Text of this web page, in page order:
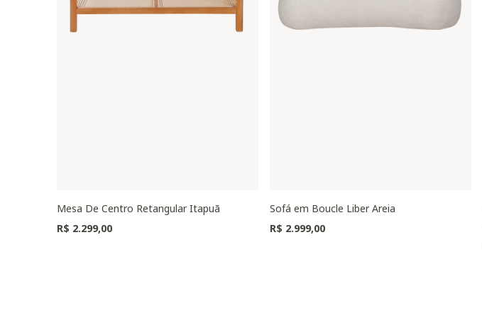
Mesa De Centro Retangular Itapuã
R$ 2.299,00
Sofá em Boucle Liber Areia
R$ 2.999,00